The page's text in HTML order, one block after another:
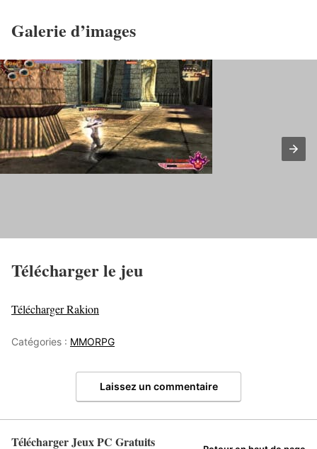
Galerie d’images
Télécharger le jeu
Télécharger Rakion
Catégories : MMORPG
Laissez un commentaire
Télécharger Jeux PC Gratuits